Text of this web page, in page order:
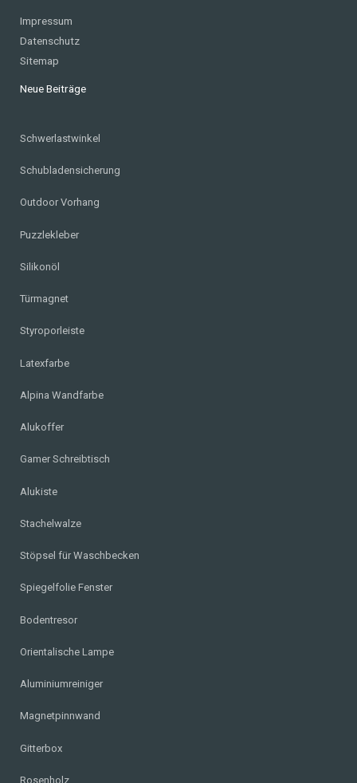
Impressum
Datenschutz
Sitemap
Neue Beiträge
Schwerlastwinkel
Schubladensicherung
Outdoor Vorhang
Puzzlekleber
Silikonöl
Türmagnet
Styroporleiste
Latexfarbe
Alpina Wandfarbe
Alukoffer
Gamer Schreibtisch
Alukiste
Stachelwalze
Stöpsel für Waschbecken
Spiegelfolie Fenster
Bodentresor
Orientalische Lampe
Aluminiumreiniger
Magnetpinnwand
Gitterbox
Rosenholz